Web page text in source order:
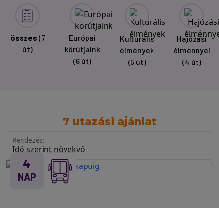
összes (7
út)
Európai
körútjaink
(6 út)
Kulturális
élmények
(5 út)
Hajózási
élménnyel
(4 út)
7 utazási ajánlat
Rendezés:
4
NAP